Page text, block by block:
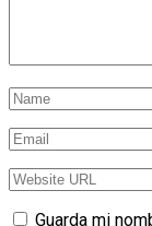
Guarda mi